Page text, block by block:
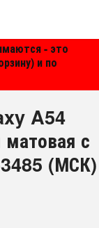
- это
и по
A54
с
(МСК)